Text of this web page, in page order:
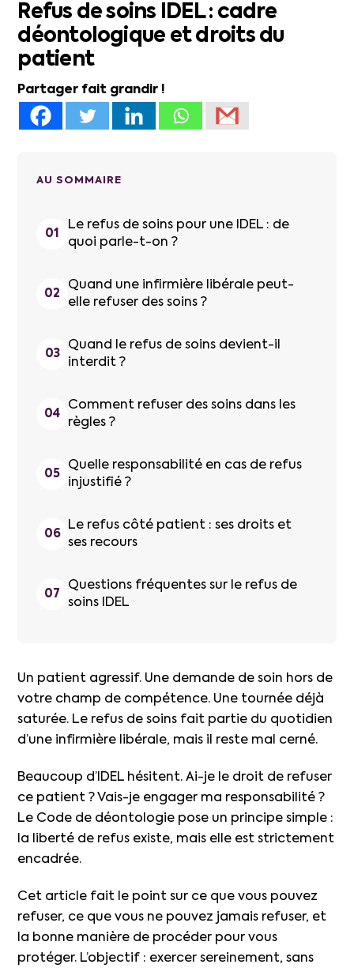
Refus de soins IDEL : cadre
déontologique et droits du
patient
Partager fait grandir !
AU SOMMAIRE
Le refus de soins pour une IDEL : de
quoi parle-t-on ?
Quand une infirmière libérale peut-
elle refuser des soins ?
Quand le refus de soins devient-il
interdit ?
Comment refuser des soins dans les
règles ?
Quelle responsabilité en cas de refus
injustifié ?
Le refus côté patient : ses droits et
ses recours
Questions fréquentes sur le refus de
soins IDEL
Un patient agressif. Une demande de soin hors de
votre champ de compétence. Une tournée déjà
saturée. Le refus de soins fait partie du quotidien
d’une infirmière libérale, mais il reste mal cerné.
Beaucoup d’IDEL hésitent. Ai-je le droit de refuser
ce patient ? Vais-je engager ma responsabilité ?
Le Code de déontologie pose un principe simple :
la liberté de refus existe, mais elle est strictement
encadrée.
Cet article fait le point sur ce que vous pouvez
refuser, ce que vous ne pouvez jamais refuser, et
la bonne manière de procéder pour vous
protéger. L’objectif : exercer sereinement, sans